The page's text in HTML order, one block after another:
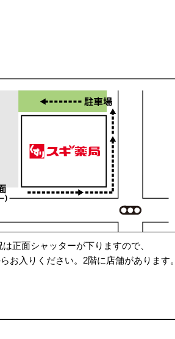
は正面シャッターが下りますので、
お入りください。2階に店舗があります。